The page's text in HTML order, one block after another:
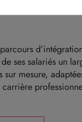
sur
ses salariés un
sur mesure,